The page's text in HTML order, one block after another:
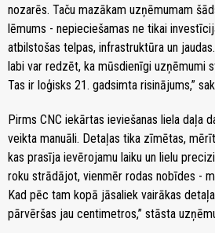
nozarēs. Taču mazākam uzņēmumam
lēmums - nepieciešamas ne tikai
atbilstošas telpas, infrastruktūra un
labi var redzēt, ka mūsdienīgi uzņēmumi
Tas ir loģisks 21. gadsimta risinājums,”
Pirms CNC iekārtas ieviešanas liela daļa
veikta manuāli. Detaļas tika zīmētas,
kas prasīja ievērojamu laiku un lielu
roku strādājot, vienmēr rodas nobīdes -
Kad pēc tam kopā jāsaliek vairākas
pārvēršas jau centimetros,” stāsta